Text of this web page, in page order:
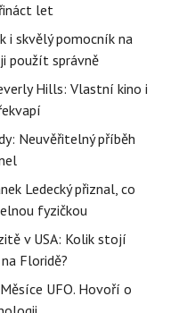
let
i skvělý pomocník na
použít správně
Hills: Vlastní kino i
Neuvěřitelný příběh
Ledecký přiznal, co
fyzičkou
v USA: Kolik stojí
Floridě?
UFO. Hovoří o